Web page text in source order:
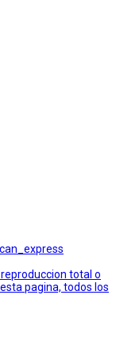
total o
pagina, todos los